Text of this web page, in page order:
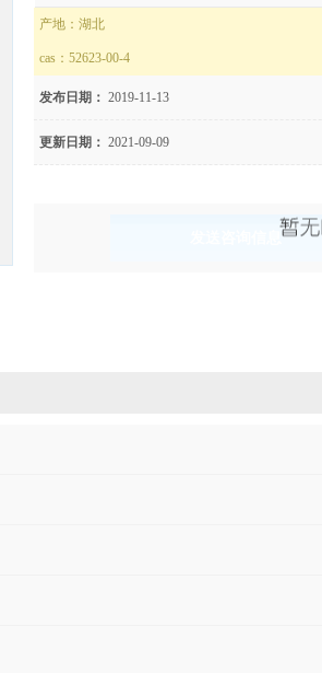
产地：湖北
cas：52623-00-4
发布日期： 2019-11-13
更新日期： 2021-09-09